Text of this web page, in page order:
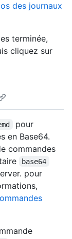
des journaux
terminée,
cliquez sur
pour
en Base64.
commandes
base64
pour